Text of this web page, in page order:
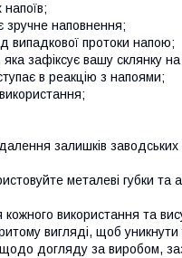
зручне наповнення;
випадкової протоки напою;
зафіксує вашу склянку на
в реакцію з напоями;
залишків заводських
металеві губки та
кожного використання та
вигляді, щоб
догляду за виробом,